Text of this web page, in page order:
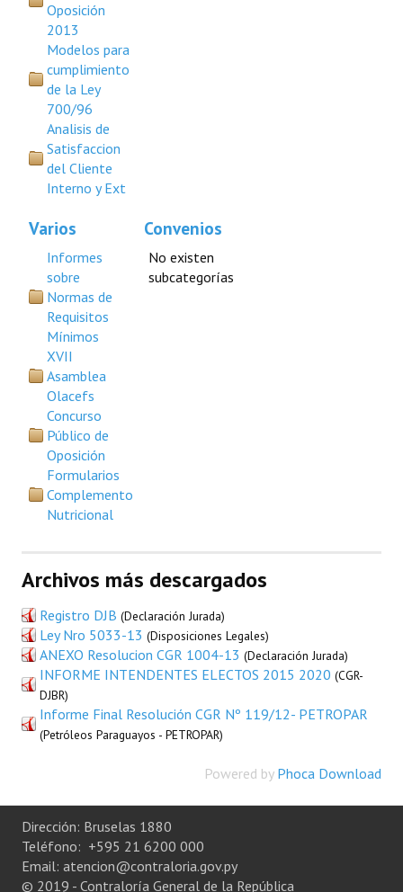
Oposición
2013
Modelos para
cumplimiento
de la Ley
700/96
Analisis de
Satisfaccion
del Cliente
Interno y Ext
Varios
Informes
sobre
Normas de
Requisitos
Mínimos
XVII
Asamblea
Olacefs
Concurso
Público de
Oposición
Formularios
Complemento
Nutricional
Convenios
No existen
subcategorías
Archivos más descargados
Registro DJB (Declaración Jurada)
Ley Nro 5033-13 (Disposiciones Legales)
ANEXO Resolucion CGR 1004-13 (Declaración Jurada)
INFORME INTENDENTES ELECTOS 2015 2020 (CGR-
DJBR)
Informe Final Resolución CGR Nº 119/12- PETROPAR
(Petróleos Paraguayos - PETROPAR)
Powered by Phoca Download
Dirección: Bruselas 1880
Teléfono: +595 21 6200 000
Email: atencion@contraloria.gov.py
© 2019 - Contraloría General de la República